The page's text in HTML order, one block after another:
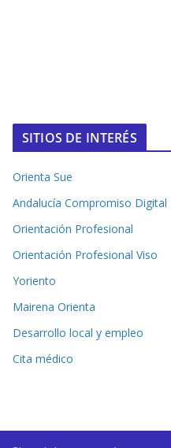
SITIOS DE INTERÉS
Orienta Sue
Andalucía Compromiso Digital
Orientación Profesional
Orientación Profesional Viso
Yoriento
Mairena Orienta
Desarrollo local y empleo
Cita médico